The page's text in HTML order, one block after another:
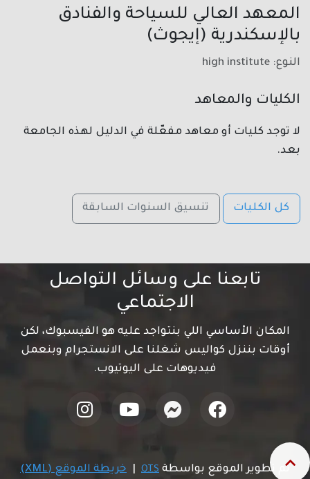
المعهد العالي للسياحة والفنادق
بالإسكندرية (إيجوث)
النوع: high institute
الكليات والمعاهد
لا توجد كليات أو معاهد مفعّلة في الدليل لهذه الجامعة
بعد.
كل الكليات تنسيق السنوات السابقة
تابعنا على وسائل التواصل
الاجتماعي
المكان الأساسي اللي بنتواجد عليه هو الفيسبوك، لكن
أوقات بننزل كواليس شغلنا على الانستجرام وبنعمل
فيديوهات على اليوتيوب.
تم تطوير الموقع بواسطة OTS خريطة الموقع (XML)